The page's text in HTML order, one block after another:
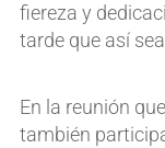
fiereza y
tarde que así
En la reunión
también